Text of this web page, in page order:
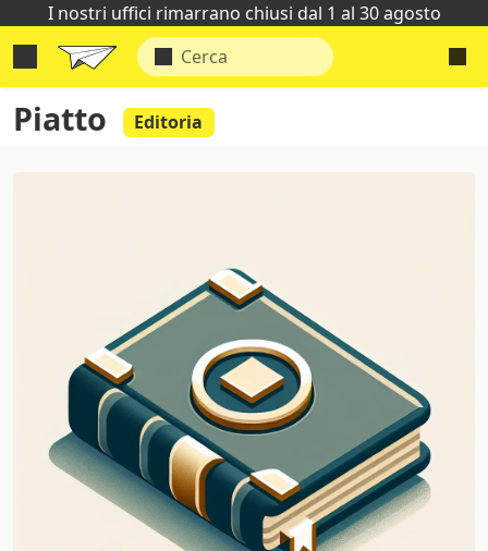
I nostri uffici rimarrano chiusi dal 1 al 30 agosto
Piatto Editoria